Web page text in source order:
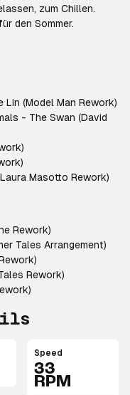
zum Chillen.
den Sommer.
Lin (Model Man Rework)
- The Swan (David
Masotto Rework)
Rework)
Tales Arrangement)
Rework)
Speed
33
RPM